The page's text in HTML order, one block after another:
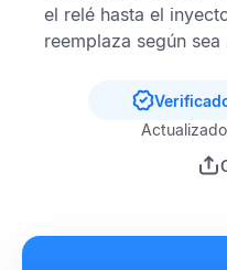
el relé hasta el
reemplaza según sea